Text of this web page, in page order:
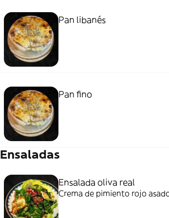
Pan libanés
Pan fino
Ensaladas
Ensalada oliva real
Crema de pimiento rojo